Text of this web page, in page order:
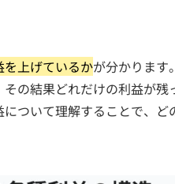
上げているかが分かります
の結果どれだけの利益が残
ついて理解することで、ど